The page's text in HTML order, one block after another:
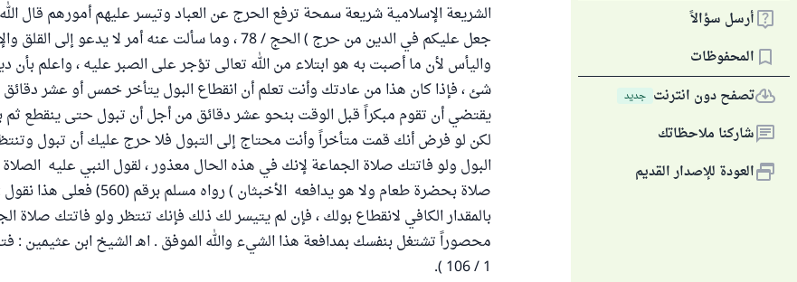
أرسل سؤالاً
المحفوظات
تصفح دون انترنت جديد
شاركنا ملاحظاتك
العودة للإصدار القديم
الشريعة الإسلامية شريعة سمحة ترفع الحرج عن العباد وتيسر عليهم أمورهم قال
جعل عليكم في الدين من حرج ) الحج / 78 ، وما سألت عنه أمر لا يدعو
واليأس لأن ما أصبت به هو ابتلاء من الله تعالى تؤجر على الصبر عليه ، واعلم بأن
شئ ، فإذا كان هذا من عادتك وأنت تعلم أن انقطاع البول يتأخر خمس أو عشر دقائق
يقتضي أن تقوم مبكراً قبل الوقت بنحو عشر دقائق من أجل أن تبول حتى ينقطع ثم
لكن لو فرض أنك قمت متأخراً وأنت محتاج إلى التبول فلا حرج عليك أن تبول
البول ولو فاتتك صلاة الجماعة لإنك في هذه الحال معذور ، لقول النبي عليه الصلاة
صلاة بحضرة طعام ولا هو يدافعه الأخبثان )
بالمقدار الكافي لانقطاع بولك ، فإن لم يتيسر لك ذلك فإنك تنتظر ولو فاتتك صلاة
محصوراً تشتغل بنفسك بمدافعة هذا الشيء والله الموفق . اهـ الشيخ ابن عثيمين :
1 / 106 ).